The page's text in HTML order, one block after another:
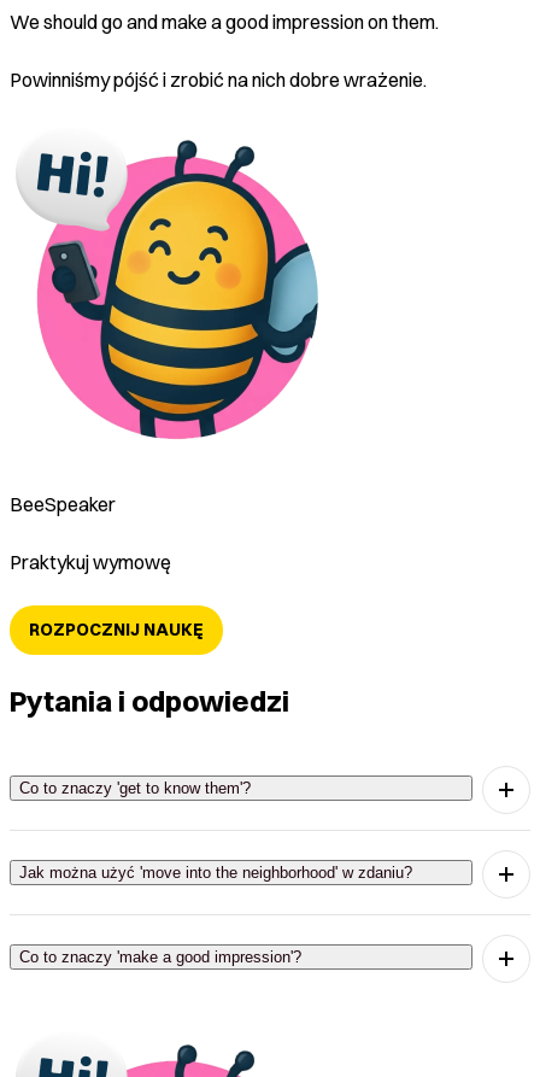
We should go and make a good impression on them.
Powinniśmy pójść i zrobić na nich dobre wrażenie.
BeeSpeaker
Praktykuj wymowę
ROZPOCZNIJ NAUKĘ
Pytania i odpowiedzi
Co to znaczy 'get to know them'?
'Get to know them' oznacza poznać ich lepiej.
Jak można użyć 'move into the neighborhood' w zdaniu?
'Move into the neighborhood' oznacza wprowadzić
się do okolicy.
Co to znaczy 'make a good impression'?